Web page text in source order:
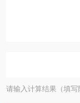
请输入计算结果（填